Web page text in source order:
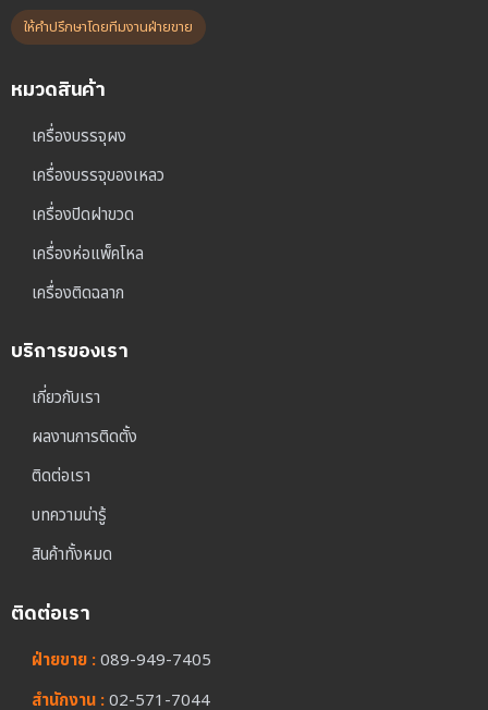
ให้คำปรึกษาโดยทีมงานฝ่ายขาย
หมวดสินค้า
เครื่องบรรจุผง
เครื่องบรรจุของเหลว
เครื่องปิดฝาขวด
เครื่องห่อแพ็คโหล
เครื่องติดฉลาก
บริการของเรา
เกี่ยวกับเรา
ผลงานการติดตั้ง
ติดต่อเรา
บทความน่ารู้
สินค้าทั้งหมด
ติดต่อเรา
ฝ่ายขาย :089-949-7405
สำนักงาน :02-571-7044